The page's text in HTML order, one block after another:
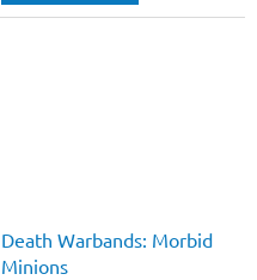
Death Warbands: Morbid
Minions